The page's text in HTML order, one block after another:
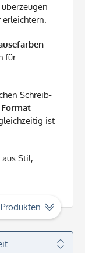
überzeugen
für
Schreib-
ist
Stil,